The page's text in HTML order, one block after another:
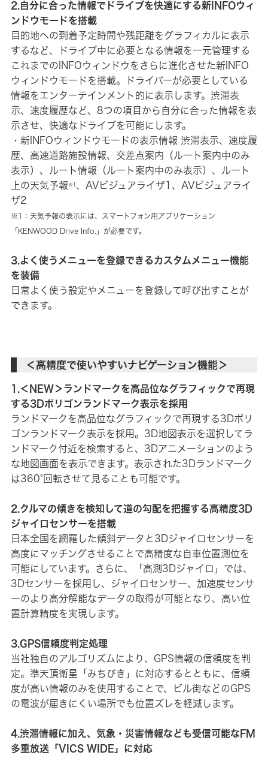
2.自分に合った情報でドライブを快適にする新INFOウィ
ンドウモードを搭載
目的地への到着予定時間や残距離をグラフィカルに表示
するなど、ドライブ中に必要となる情報を一元管理する
これまでのINFOウィンドウをさらに進化させた新INFO
ウィンドウモードを搭載。ドライバーが必要としている
情報をエンターテインメント的に表示します。渋滞表
示、速度履歴など、8つの項目から自分に合った情報を表
示させ、快適なドライブを可能にします。
・新INFOウィンドウモードの表示情報 渋滞表示、速度履
歴、高速道路施設情報、交差点案内（ルート案内中のみ
表示）、ルート情報（ルート案内中のみ表示）、ルート
上の天気予報 ※1
、AVビジュアライザ1、AVビジュアライ
ザ2
※1：天気予報の表示には、スマートフォン用アプリケーション
「KENWOOD Drive Info.」が必要です。
3.よく使うメニューを登録できるカスタムメニュー機能
を装備
日常よく使う設定やメニューを登録して呼び出すことが
できます。
＜高精度で使いやすいナビゲーション機能＞
1.＜NEW＞ランドマークを高品位なグラフィックで再現
する3Dポリゴンランドマーク表示を採用
ランドマークを高品位なグラフィックで再現する3Dポリ
ゴンランドマーク表示を採用。3D地図表示を選択してラ
ンドマーク付近を検索すると、3Dアニメーションのよう
な地図画面を表示できます。表示された3Dランドマーク
は360°回転させて見ることも可能です。
2.クルマの傾きを検知して道の勾配を把握する高精度3D
ジャイロセンサーを搭載
日本全国を網羅した傾斜データと3Dジャイロセンサーを
高度にマッチングさせることで高精度な自車位置測位を
可能にしています。さらに、「高測3Dジャイロ」では、
3Dセンサーを採用し、ジャイロセンサー、加速度センサ
ーのより高分解能なデータの取得が可能となり、高い位
置計算精度を実現します。
3.GPS信頼度判定処理
当社独自のアルゴリズムにより、GPS情報の信頼度を判
定。準天頂衛星「みちびき」に対応するとともに、信頼
度が高い情報のみを使用することで、ビル街などのGPS
の電波が届きにくい場所でも位置ズレを軽減します。
4.渋滞情報に加え、気象・災害情報なども受信可能なFM
多重放送「VICS WIDE」に対応